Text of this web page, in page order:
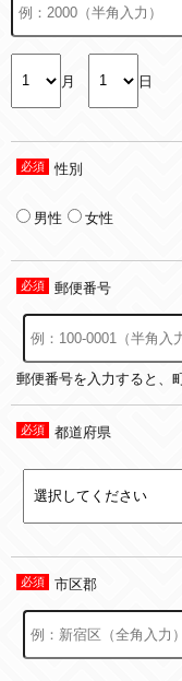
月 日
性別
男性 女性
郵便番号
郵便番号を入力すると、
都道府県
市区郡